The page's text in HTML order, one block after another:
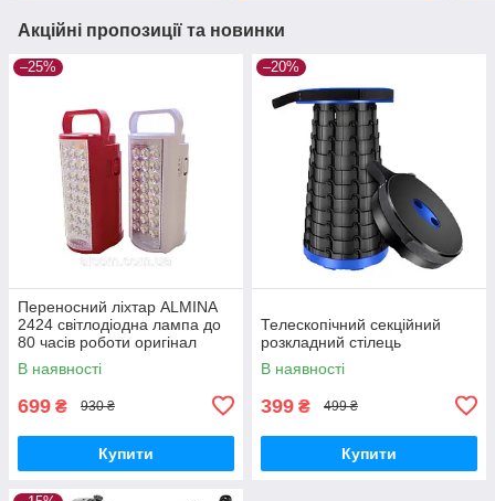
Акційні пропозиції та новинки
–25%
Переносний ліхтар ALMINA
2424 світлодіодна лампа до
80 часів роботи оригінал
В наявності
699 ₴ 930 ₴
Купити
–20%
Телескопічний секційний
розкладний стілець
В наявності
399 ₴ 499 ₴
Купити